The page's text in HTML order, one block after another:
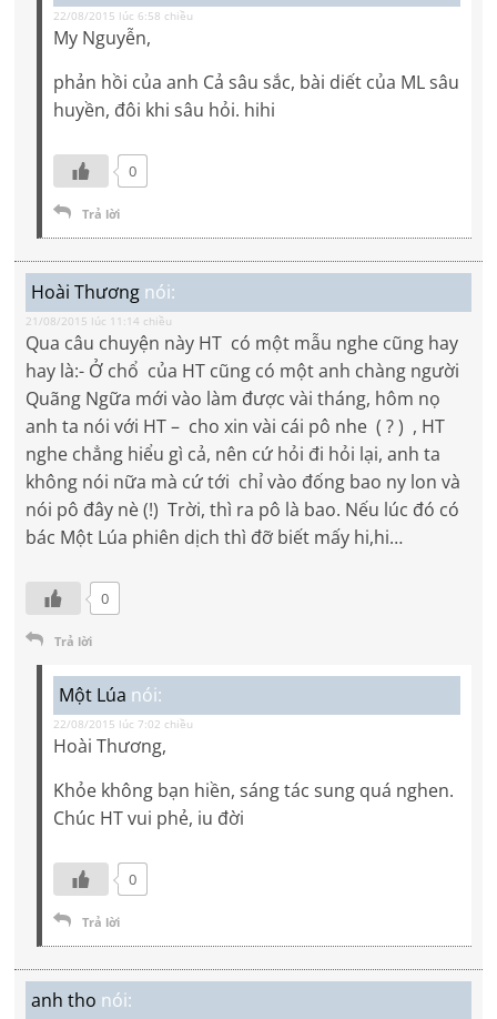
22/08/2015 lúc 6:58 chiều
My Nguyễn,
phản hồi của anh Cả sâu sắc, bài diết của ML sâu
huyền, đôi khi sâu hỏi. hihi
0
Trả lời
Hoài Thương nói:
21/08/2015 lúc 11:14 chiều
Qua câu chuyện này HT có một mẫu nghe cũng hay
hay là:- Ở chổ của HT cũng có một anh chàng người
Quãng Ngữa mới vào làm được vài tháng, hôm nọ
anh ta nói với HT – cho xin vài cái pô nhe ( ? ) , HT
nghe chẳng hiểu gì cả, nên cứ hỏi đi hỏi lại, anh ta
không nói nữa mà cứ tới chỉ vào đống bao ny lon và
nói pô đây nè (!) Trời, thì ra pô là bao. Nếu lúc đó có
bác Một Lúa phiên dịch thì đỡ biết mấy hi,hi…
0
Trả lời
Một Lúa nói:
22/08/2015 lúc 7:02 chiều
Hoài Thương,
Khỏe không bạn hiền, sáng tác sung quá nghen.
Chúc HT vui phẻ, iu đời
0
Trả lời
anh tho nói: